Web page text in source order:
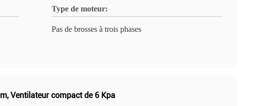
Type de moteur:
Pas de brosses à trois phases
,Ventilateur compact de 6 Kpa